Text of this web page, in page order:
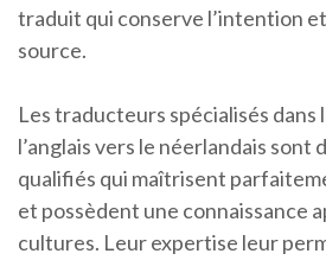
traduit qui conserve l’intention
source.
Les traducteurs spécialisés dans
l’anglais vers le néerlandais sont
qualifiés qui maîtrisent
et possèdent une connaissance
cultures. Leur expertise leur